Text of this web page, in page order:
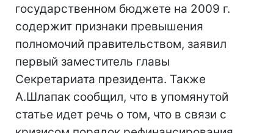
государственном бюджете на 2009 г.
содержит признаки превышения
полномочий правительством, заявил
первый заместитель главы
Секретариата президента. Также
А.Шлапак сообщил, что в упомянутой
статье идет речь о том, что в связи с